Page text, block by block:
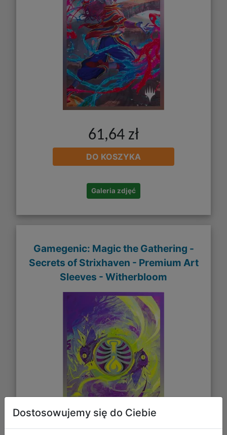
61,64 zł
DO KOSZYKA
Galeria zdjęć
Gamegenic: Magic the Gathering -
Secrets of Strixhaven - Premium Art
Sleeves - Witherbloom
Dostosowujemy się do Ciebie